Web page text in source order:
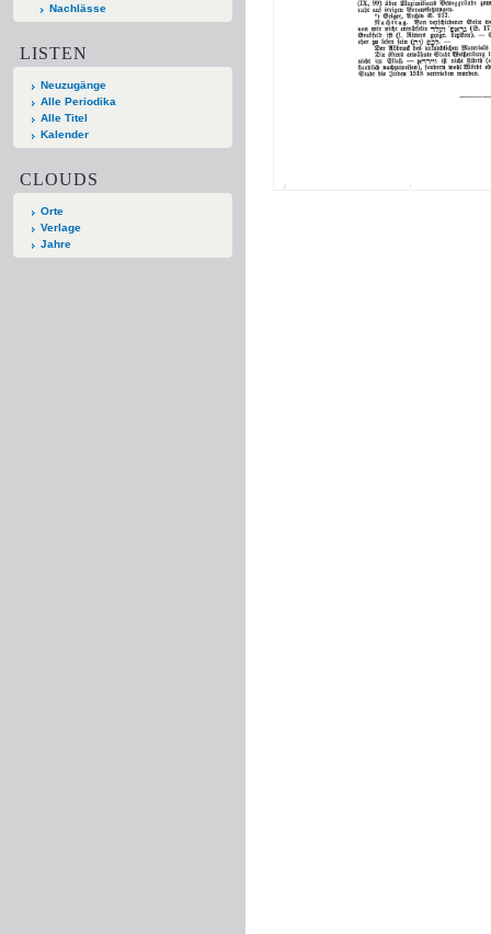
Nachlässe
LISTEN
Neuzugänge
Alle Periodika
Alle Titel
Kalender
CLOUDS
Orte
Verlage
Jahre